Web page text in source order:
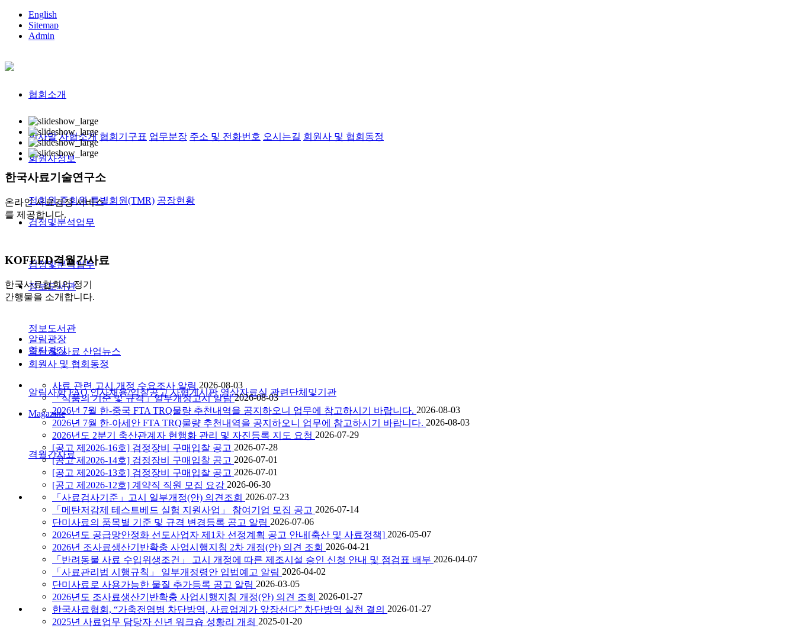
English
Sitemap
Admin
협회소개
인사말 사협소개 협회기구표 업무분장 주소 및 전화번호 오시는길 회원사 및 협회동정
회원사정보
정회원,준회원 특별회원(TMR) 공장현황
검정및분석업무
검정및분석업무
정보도서관
정보도서관
알림광장
알림사항 FAQ 인사채용/입찰공고 사협게시판 영상자료실 관련단체및기관
Magazine
격월간사료
한국사료기술연구소
온라인 사료검정 서비스
를 제공합니다.
KOFEED격월간사료
한국사료협회의 정기
간행물을 소개합니다.
알림광장
축산 및 사료 산업뉴스
회원사 및 협회동정
사료 관련 고시 개정 수요조사 알림 2026-08-03
「식품의 기준 및 규격」일부개정고시 알림2026-08-03
2026년 7월 한-중국 FTA TRQ물량 추천내역을 공지하오니 업무에 참고하시기 바랍니다. 2026-08-03
2026년 7월 한-아세안 FTA TRQ물량 추천내역을 공지하오니 업무에 참고하시기 바랍니다. 2026-08-03
2026년도 2분기 축산관계자 현행화 관리 및 자진등록 지도 요청 2026-07-29
[공고 제2026-16호] 검정장비 구매입찰 공고 2026-07-28
[공고 제2026-14호] 검정장비 구매입찰 공고 2026-07-01
[공고 제2026-13호] 검정장비 구매입찰 공고 2026-07-01
[공고 제2026-12호] 계약직 직원 모집 요강 2026-06-30
「사료검사기준」고시 일부개정(안) 의견조회 2026-07-23
「메탄저감제 테스트베드 실험 지원사업」 참여기업 모집 공고 2026-07-14
단미사료의 품목별 기준 및 규격 변경등록 공고 알림 2026-07-06
2026년도 공급망안정화 선도사업자 제1차 선정계획 공고 안내[축산 및 사료정책] 2026-05-07
2026년 조사료생산기반확충 사업시행지침 2차 개정(안) 의견 조회 2026-04-21
「반려동물 사료 수입위생조건」 고시 개정에 따른 제조시설 승인 신청 안내 및 점검표 배부 2026-04-07
「사료관리법 시행규칙」 일부개정령안 입법예고 알림 2026-04-02
단미사료로 사용가능한 물질 추가등록 공고 알림 2026-03-05
2026년도 조사료생산기반확충 사업시행지침 개정(안) 의견 조회 2026-01-27
한국사료협회, “가축전염병 차단방역, 사료업계가 앞장선다” 차단방역 실천 결의 2026-01-27
2025년 사료업무 담당자 신년 워크숍 성황리 개최 2025-01-20